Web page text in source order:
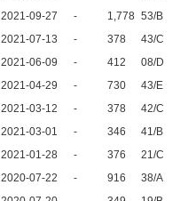
2021-09-27
- 1,778 53/B
2021-07-13
- 378 43/C
2021-06-09
- 412 08/D
2021-04-29
- 730 43/E
2021-03-12
- 378 42/C
2021-03-01
- 346 41/B
2021-01-28
- 376 21/C
2020-07-22
- 916 38/A